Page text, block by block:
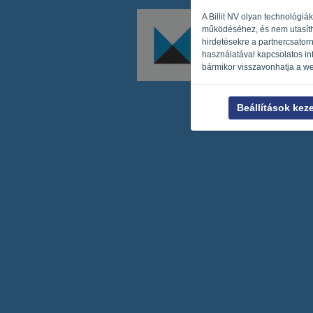
A Billit NV olyan
működéséhez, és nem
hirdetésekre a
használatával kapcsolatos
bármikor visszavonhatja a
Beállítások